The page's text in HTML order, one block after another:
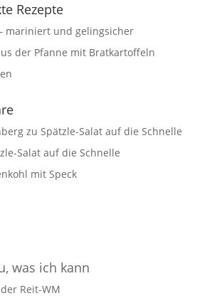
Rezepte
mariniert und gelingsicher
der Pfanne mit Bratkartoffeln
zu Spätzle-Salat auf die Schnelle
Salat auf die Schnelle
mit Speck
was ich kann
Reit-WM